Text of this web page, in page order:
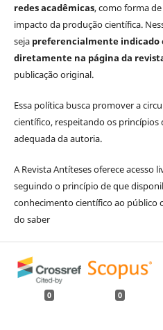
redes acadêmicas, como forma
impacto da produção científica.
seja preferencialmente indicado
diretamente na página da
publicação original.
Essa política busca promover a
científico, respeitando os princípios
adequada da autoria.
A Revista Antíteses oferece acesso
seguindo o princípio de que
conhecimento científico ao público
do saber
0 0